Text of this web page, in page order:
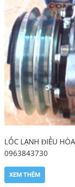
LỐC LẠNH ĐIỀU
0963843730
XEM THÊM